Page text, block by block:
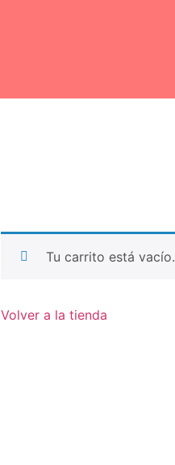
Tu carrito está vacío.
Volver a la tienda